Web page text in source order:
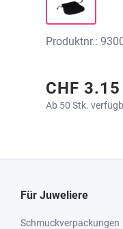
Produktnr.:
CHF 3.15
Ab 50 Stk.
Für Juweliere
Schmuckverpackungen